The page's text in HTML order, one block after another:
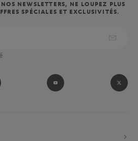
NEWSLETTERS, NE LOUPEZ PLUS
SPÉCIALES ET EXCLUSIVITÉS.